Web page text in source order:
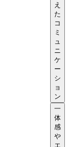
え
た
コ
ミ
ュ
ニ
ケ
ー
シ
ョ
ン
一
体
感
や
エ